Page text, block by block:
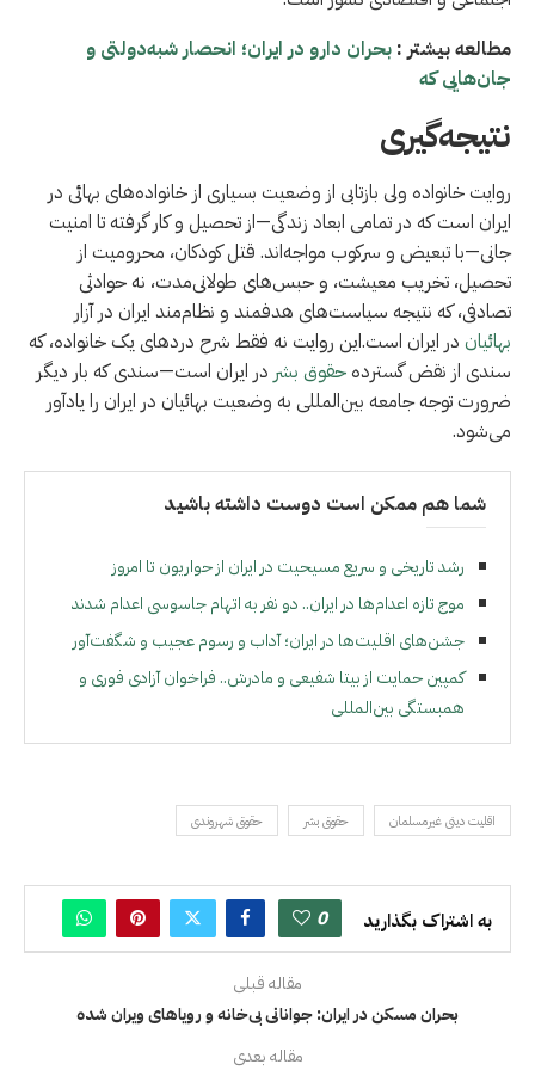
مطالعه بيشتر : بحران دارو در ایران؛ انحصار شبه‌دولتی و
جان‌هایی که
نتیجه‌گیری
روایت خانواده ولی بازتابی از وضعیت بسیاری از خانواده‌های بهائی در
ایران است که در تمامی ابعاد زندگی—از تحصیل و کار گرفته تا امنیت
جانی—با تبعیض و سرکوب مواجه‌اند. قتل کودکان، محرومیت از
تحصیل، تخریب معیشت، و حبس‌های طولانی‌مدت، نه حوادثی
تصادفی، که نتیجه سیاست‌های هدفمند و نظام‌مند ايران در آزار
بهائیان در ایران است.این روایت نه فقط شرح دردهای یک خانواده، که
سندی از نقض گسترده حقوق بشر در ایران است—سندی که بار دیگر
ضرورت توجه جامعه بین‌المللی به وضعیت بهائیان در ایران را یادآور
می‌شود.
شما هم ممکن است دوست داشته باشید
رشد تاریخی و سریع مسیحیت در ایران از حواریون تا امروز
موج تازه اعدام‌ها در ایران.. دو نفر به اتهام جاسوسی اعدام شدند
جشن‌های اقلیت‌ها در ایران؛ آداب و رسوم عجیب و شگفت‌آور
کمپین حمایت از بیتا شفیعی و مادرش.. فراخوان آزادی فوری و
همبستگی بین‌المللی
اقلیت دینی غیرمسلمان‌ حقوق بشر حقوق شهروندی
به اشتراک بگذارید 0
مقاله قبلی
بحران مسکن در ایران: جوانانی بی‌خانه و رویاهای ویران شده
مقاله بعدی